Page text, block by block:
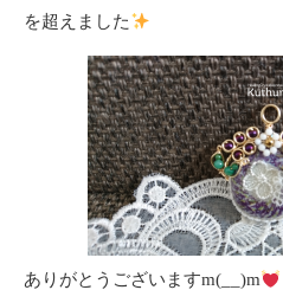
を超えました
ありがとうございますm(__)m